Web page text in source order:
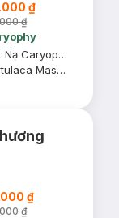
₫
₫
Mặt Nạ Caryophy Làm Giảm Mụn, Thâm & Dưỡng Ẩm Da 22g
Portulaca Mask Sheet 3in1
₫
₫